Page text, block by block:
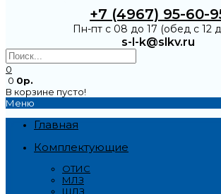
+7 (4967) 95-60-
Пн-пт с 08 до 17 (обед с 12
s-l-k@slkv.ru
0
0 0р.
В корзине пусто!
Меню
Главная
Комплектующие
ОТИС
МЛЗ
ЩЛЗ